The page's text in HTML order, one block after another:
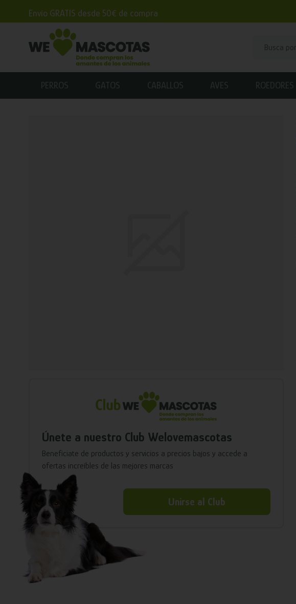
Envío GRATIS desde 50€ de compra
PERROS GATOS CABALLOS AVES ROEDORES
Únete a nuestro Club Welovemascotas
Benefíciate de productos y servicios a precios bajos y accede a
ofertas increíbles de las mejores marcas
Unirse al Club